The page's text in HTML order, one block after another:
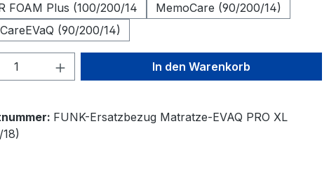
FOAM Plus (100/200/14
MemoCare (90/200/14)
(90/200/14)
Anzahl: Gib den gewünschten Wert
In den Warenkorb
FUNK-Ersatzbezug Matratze-EVAQ PRO XL